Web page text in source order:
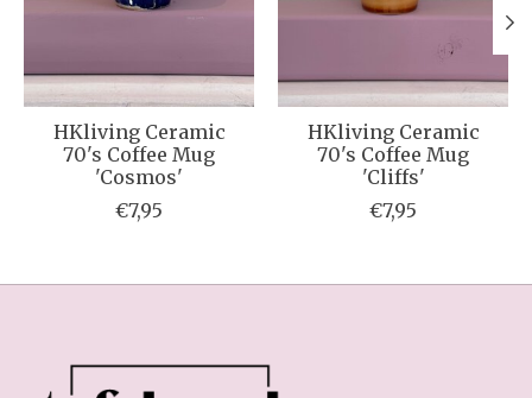
HKliving Ceramic
70's Coffee Mug
'Cosmos'
€7,95
HKliving Ceramic
70's Coffee Mug
'Cliffs'
€7,95